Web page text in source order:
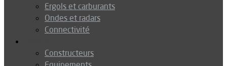
Ergols et carburants
Ondes et radars
Connectivité
Constructeurs